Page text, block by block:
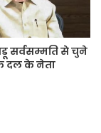
सर्वसम्मति से चुने
दल के नेता